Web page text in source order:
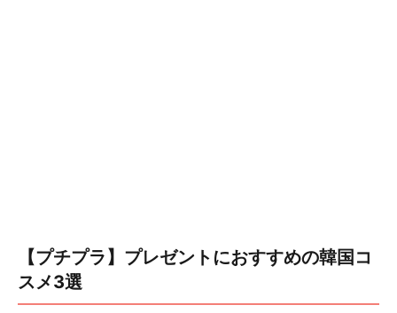
【プチプラ】プレゼントにおすすめの韓国コ
スメ3選